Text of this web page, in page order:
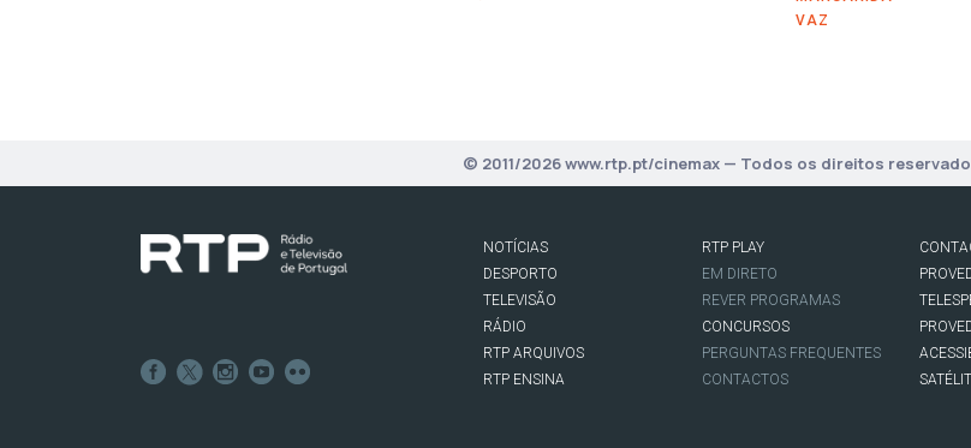
VAZ
© 2011/2026 www.rtp.pt/cinemax — Todos os direitos
NOTÍCIAS
DESPORTO
TELEVISÃO
RÁDIO
RTP ARQUIVOS
RTP ENSINA
RTP PLAY
EM DIRETO
REVER PROGRAMAS
CONCURSOS
PERGUNTAS FREQUENTES
CONTACTOS